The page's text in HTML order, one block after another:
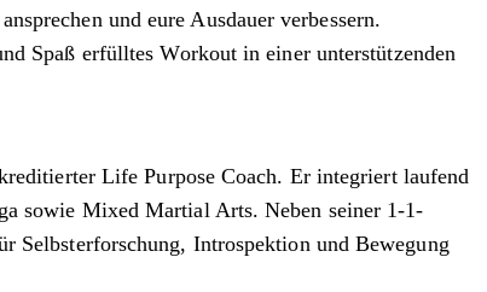
und eure Ausdauer verbessern.
Spaß erfülltes Workout in einer unterstützenden
Life Purpose Coach. Er integriert laufend
sowie Mixed Martial Arts. Neben seiner 1-1-
Selbsterforschung, Introspektion und Bewegung